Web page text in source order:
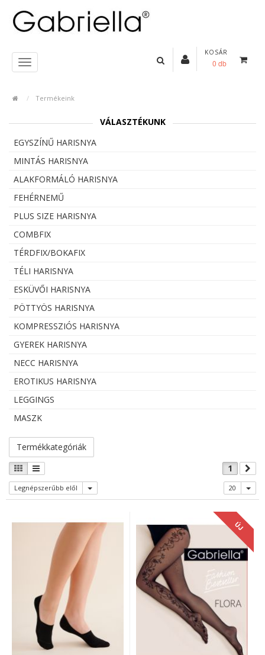
KOSÁR
0 db
Termékeink
VÁLASZTÉKUNK
EGYSZÍNŰ HARISNYA
MINTÁS HARISNYA
ALAKFORMÁLÓ HARISNYA
FEHÉRNEMŰ
PLUS SIZE HARISNYA
COMBFIX
TÉRDFIX/BOKAFIX
TÉLI HARISNYA
ESKÜVŐI HARISNYA
PÖTTYÖS HARISNYA
KOMPRESSZIÓS HARISNYA
GYEREK HARISNYA
NECC HARISNYA
EROTIKUS HARISNYA
LEGGINGS
MASZK
Termékkategóriák
1
Legnépszerűbb elől 20
ÚJ